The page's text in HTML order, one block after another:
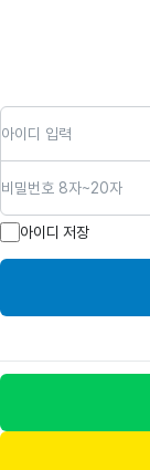
아이디 저장